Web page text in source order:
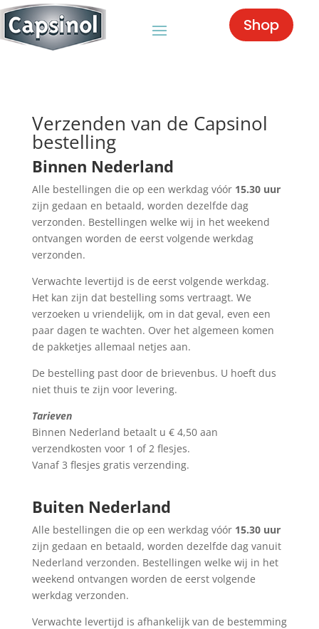
Shop
Verzenden van de Capsinol
bestelling
Binnen Nederland
Alle bestellingen die op een werkdag vóór 15.30 uur
zijn gedaan en betaald, worden dezelfde dag
verzonden. Bestellingen welke wij in het weekend
ontvangen worden de eerst volgende werkdag
verzonden.
Verwachte levertijd is de eerst volgende werkdag.
Het kan zijn dat bestelling soms vertraagt. We
verzoeken u vriendelijk, om in dat geval, even een
paar dagen te wachten. Over het algemeen komen
de pakketjes allemaal netjes aan.
De bestelling past door de brievenbus. U hoeft dus
niet thuis te zijn voor levering.
Tarieven
Binnen Nederland betaalt u € 4,50 aan
verzendkosten voor 1 of 2 flesjes.
Vanaf 3 flesjes gratis verzending.
Buiten Nederland
Alle bestellingen die op een werkdag vóór 15.30 uur
zijn gedaan en betaald, worden dezelfde dag vanuit
Nederland verzonden. Bestellingen welke wij in het
weekend ontvangen worden de eerst volgende
werkdag verzonden.
Verwachte levertijd is afhankelijk van de bestemming